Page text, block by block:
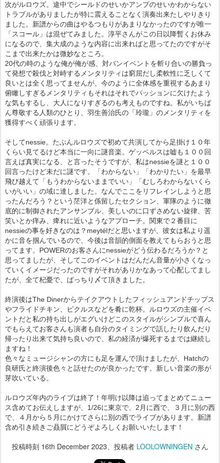
次がルロウズ。途中でシールドのせいかアンプのせいかわからない
トラブルがありましたが特に震えることなく演奏出来たしやりきり
ました。新譜からの曲はやるつもりがあまりなかったのですが唯一
「スコール」は混ぜてみました。淳平さんがこの日以降暫くお休み
になるので、集大成のような内容に出来ればと思ってたのですがそ
こまで出来たかは微妙なところ。
20代の時のような俺が俺が感、対バンイベントを斬り合いの勝負っ
て発想で殺伐と対峙するメンタリティは窮屈だし柔軟性に乏しくて
良いとは全く思ってませんが、今のように全体感を重視するあまり
俯瞰しすぎるメンタリティもそれはそれでパッションに欠けたよう
な気もするし、大人になりすぎるのも考えものですね。私がいちば
ん尊敬する人類のひとり、羽生善治氏の「玲瓏」のメンタリティを
獲得すべく頑張ります。
そしてnessie。たぶんルロウズで初めて共演してから足掛け１０年
くらい見てるけど本当に一向に謎音楽。ゲッペルスは嘘も１００回
言えば真実になる、と言ったそうですが、私はnessieを謎と１００
回言ったけど未だに謎です。「わからない」「わかりたい」を最早
飛び越えて「もうわからないままでいい」「むしろわからないくら
いがいい」の域に達しました。なんでここをリフレインしようと思
ったんだろう？という茫洋と係留したセクション、軍隊のように徹
底的に制御されたアンサンブル、美しいのに口ずさめない旋律、苦
笑いとか痒み、痺れに近いようなアプローチ。関東で２番目に
nessieの事を好きなのは？meytélだと思いますが、彼女は私より遥
かに音を掴んでいるので、今後は音韻的側面を教えてもらおうと思
ってます。POWERのお客さんにnessieがどう伝わるだろうか？と
思ってましたが、そしてこのイベントはだんだん音量が小さくなっ
ていくイメージだったのですがそれがありかなあって心配してまし
たが、全て杞憂で、ばっちり〆て頂きました。
終演後はThe Dinerからテイクアウトしたフィッシュアンドチップス
やフライドチキン、ピクルスなどを肴に乾杯。ルロウズの主催イベ
ントだと私の持ち出しがエグいけどこのスタイルがシンプルで喜ん
でもらえてお客さんも演者も自分のタイミングで話したり飲んだり
帰ったり出来て気持ち良いので、私の経済が爆死するまでは継続し
ますね！
色々なミュージシャンの方にも足を運んで頂けましたが、Hatchの
良研氏と終演後色々と話せたのが良かったです。新しい音楽の形が
芽吹いている。
ルロウズ年内のライブは終了！年明け以降は追ってまとめてニュー
ス含めてお伝えしますが、1/26に東京で、2月に西で、３月に別の西
で、４月から５月にかけてさらに別の西でライブがあります。新譜
含め引き続きご贔屓にどうぞよろしくお願いいたします！
投稿時刻 16th December 2023、投稿者 LOOLOWNINGEN さん